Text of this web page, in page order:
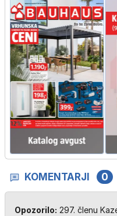
KOMENTARJI 0
Opozorilo: 297. členu